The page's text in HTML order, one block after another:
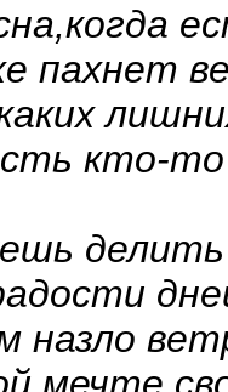
пахнет
кто-
делить
назло
мечте